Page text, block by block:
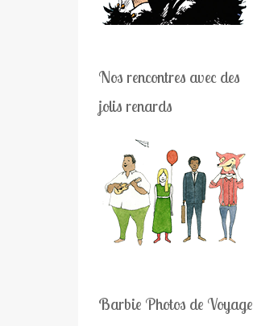
Nos rencontres avec des
jolis renards
Barbie Photos de Voyage